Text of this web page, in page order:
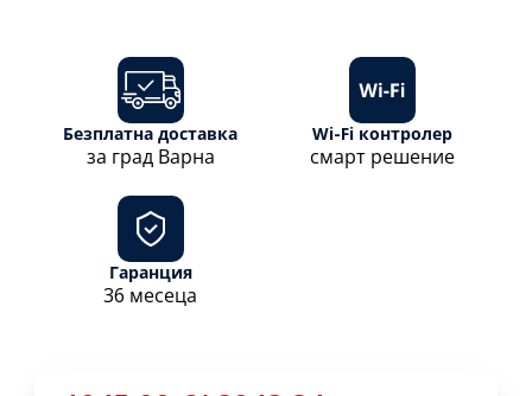
Безплатна доставка
за град Варна
Wi-Fi контролер
смарт решение
Гаранция
36 месеца